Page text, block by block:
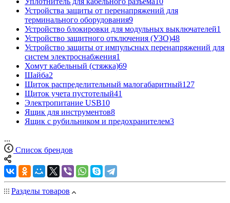
Устройства защиты от перенапряжений для
терминального оборудования9
Устройство блокировки для модульных выключателей1
Устройство защитного отключения (УЗО)48
Устройство защиты от импульсных перенапряжений для
систем электроснабжения1
Хомут кабельный (стяжка)69
Шайба2
Щиток распределительный малогабаритный127
Щиток учета пустотелый41
Электропитание USB10
Ящик для инструментов8
Ящик с рубильником и предохранителем3
...
Список брендов
Разделы товаров